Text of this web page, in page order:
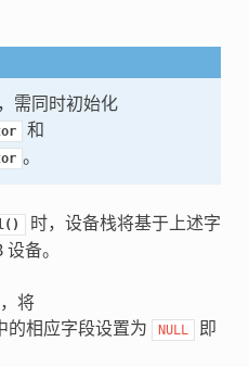
需同时初始化
和
。
时，设备栈将基于上述字
备。
将
的相应字段设置为 NULL
即